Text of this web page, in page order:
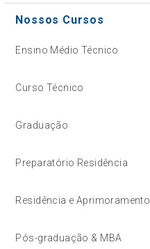
Nossos Cursos
Ensino Médio Técnico
Curso Técnico
Graduação
Preparatório Residência
Residência e Aprimoramento
Pós-graduação & MBA